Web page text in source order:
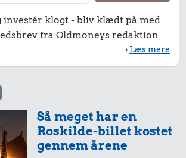
investér klogt - bliv klædt på med
fra Oldmoneys redaktion
› Læs mere
Så meget har en
Roskilde-billet kostet
gennem årene